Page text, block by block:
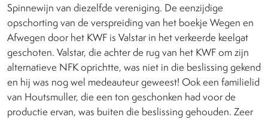
Spinnewijn van diezelfde vereniging. De eenzijdige
opschorting van de verspreiding van het boekje Wegen en
Afwegen door het KWF is Valstar in het verkeerde keelgat
geschoten. Valstar, die achter de rug van het KWF om zijn
alternatieve NFK oprichtte, was niet in die beslissing gekend
en hij was nog wel medeauteur geweest! Ook een familielid
van Houtsmuller, die een ton geschonken had voor de
productie ervan, was buiten die beslissing gehouden. Zeer